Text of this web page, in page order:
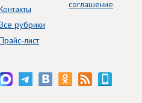
рубрики
лист
соглашение